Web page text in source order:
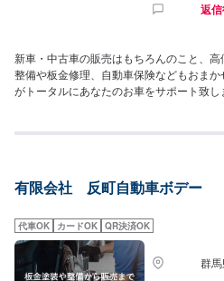
返
新車・中古車の販売はもちろんのこと、
整備や板金修理、自動車保険などもおま
がトータルにあなたのお車をサポート致
有限会社 反町自動車ボデー
代車OK カードOK QR決済OK
群